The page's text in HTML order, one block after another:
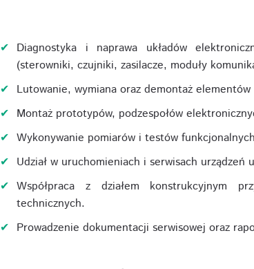
Diagnostyka i naprawa układów
(sterowniki, czujniki, zasilacze, moduły
Lutowanie, wymiana oraz demontaż
Montaż prototypów, podzespołów
Wykonywanie pomiarów i testów
Udział w uruchomieniach i serwisach urządzeń
Współpraca z działem konstrukcyjnym
technicznych.
Prowadzenie dokumentacji serwisowej oraz